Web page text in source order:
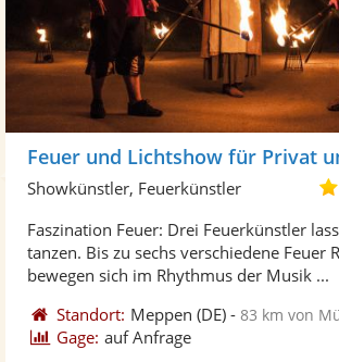
Showkünstler, Feuerkünstler
Faszination Feuer: Drei Feuerkünstler
tanzen. Bis zu sechs verschiedene Feuer
bewegen sich im Rhythmus der Musik ...
Standort: Meppen (DE) -83 km von
Gage: auf Anfrage